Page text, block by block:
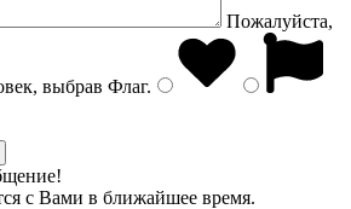
Пожалуйста,
выбрав Флаг.
с Вами в ближайшее время.